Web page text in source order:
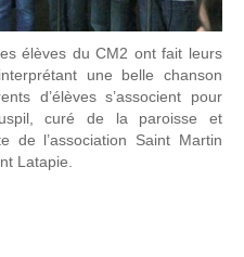
élèves du CM2 ont fait leurs
une belle chanson
d’élèves s’associent pour
curé de la paroisse et
de l’association Saint Martin
Latapie.